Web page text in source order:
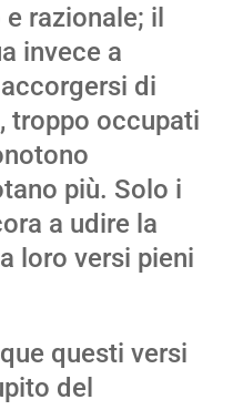
razionale; il
invece a
di
troppo occupati
più. Solo i
a udire la
loro versi pieni
questi versi
del